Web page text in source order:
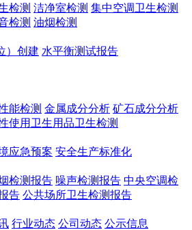
检测 洁净室检测 集中空调卫生检测
检测 油烟检测
）创建 水平衡测试报告
能检测 金属成分分析 矿石成分分析
使用卫生用品卫生检测
应急预案 安全生产标准化
检测报告 噪声检测报告 中央空调检
告 公共场所卫生检测报告
行业动态 公司动态 公示信息